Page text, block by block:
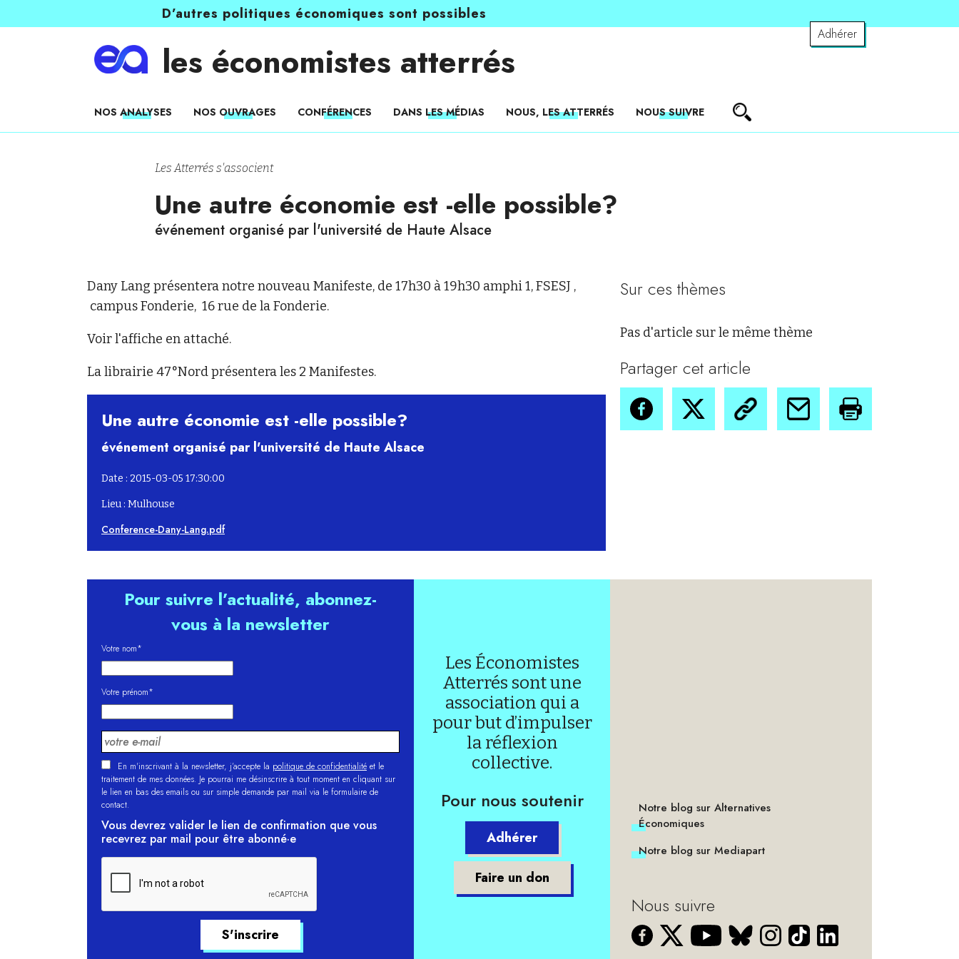
D’autres politiques économiques sont possibles
Adhérer
les économistes atterrés
NOS ANALYSES NOS OUVRAGES CONFÉRENCES DANS LES MÉDIAS NOUS, LES ATTERRÉS NOUS SUIVRE
Les Atterrés s'associent
Une autre économie est -elle possible?
événement organisé par l'université de Haute Alsace
Dany Lang présentera notre nouveau Manifeste, de 17h30 à 19h30 amphi 1, FSESJ ,
campus Fonderie, 16 rue de la Fonderie.
Voir l'affiche en attaché.
La librairie 47°Nord présentera les 2 Manifestes.
Une autre économie est -elle possible?
événement organisé par l'université de Haute Alsace
Date : 2015-03-05 17:30:00
Lieu : Mulhouse
Conference-Dany-Lang.pdf
Sur ces thèmes
Pas d'article sur le même thème
Partager cet article
Pour suivre l’actualité, abonnez-
vous à la newsletter
Votre nom*
Votre prénom*
En m'inscrivant à la newsletter, j’accepte la politique de confidentialité et le
traitement de mes données. Je pourrai me désinscrire à tout moment en cliquant sur
le lien en bas des emails ou sur simple demande par mail via le formulaire de
contact.
Vous devrez valider le lien de confirmation que vous
recevrez par mail pour être abonné·e
Les Économistes
Atterrés sont une
association qui a
pour but d’impulser
la réflexion
collective.
Pour nous soutenir
Adhérer
Faire un don
Notre blog sur Alternatives
Économiques
Notre blog sur Mediapart
Nous suivre